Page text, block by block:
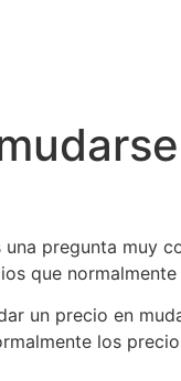
pregunta muy
que
un precio en
los